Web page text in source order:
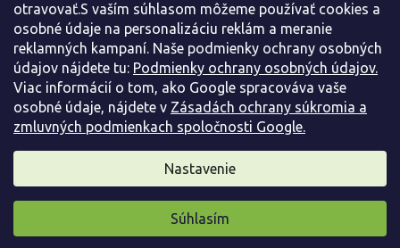
otravovať.S vaším súhlasom môžeme používať cookies a
osobné údaje na personalizáciu reklám a meranie
reklamných kampaní. Naše podmienky ochrany osobných
údajov nájdete tu: Podmienky ochrany osobných údajov.
Viac informácií o tom, ako Google spracováva vaše
osobné údaje, nájdete v Zásadách ochrany súkromia a
zmluvných podmienkach spoločnosti Google.
Nastavenie
Súhlasím
Záhradníctvo Spomyšl
Pripravili sme pre vás darček